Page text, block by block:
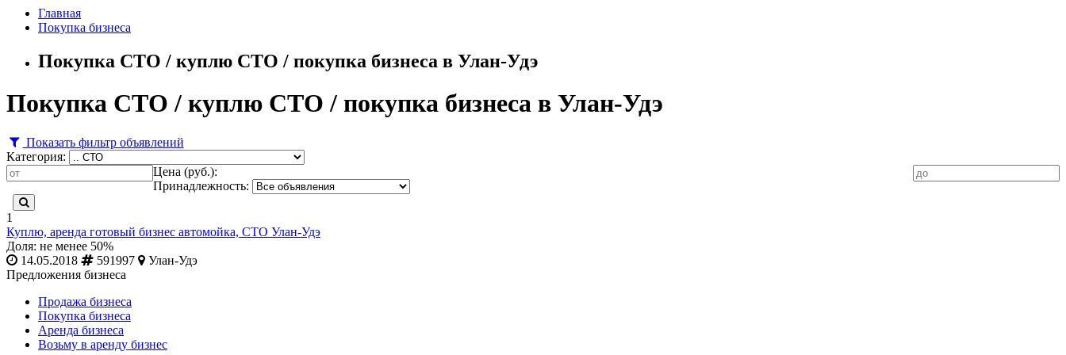
Главная
Покупка бизнеса
Покупка СТО / куплю СТО / покупка бизнеса в Улан-Удэ
Покупка СТО / куплю СТО / покупка бизнеса в Улан-Удэ
Показать фильтр объявлений
Категория:
Цена (руб.):
Принадлежность:
1
Куплю, аренда готовый бизнес автомойка, СТО Улан-Удэ
Доля: не менее 50%
14.05.2018
591997
Улан-Удэ
Предложения бизнеса
Продажа бизнеса
Покупка бизнеса
Аренда бизнеса
Возьму в аренду бизнес